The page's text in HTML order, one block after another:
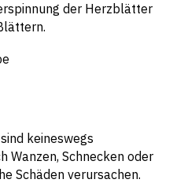
der Herzblätter
keineswegs
Wanzen, Schnecken oder
Schäden verursachen.